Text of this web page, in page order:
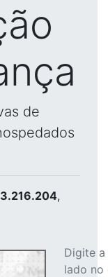
de
,
Digite
lado no